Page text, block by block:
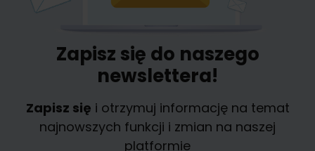
Zapisz się do naszego
newslettera!
Zapisz się i otrzymuj informację na temat
najnowszych funkcji i zmian na naszej
platformie